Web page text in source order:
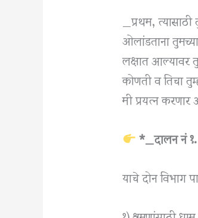
_प्रथम,
ओलांडताना
लक्षात
कोणती व तिचा
मी प्रयत्न
*_दालन नं
याचे दोन विभाग